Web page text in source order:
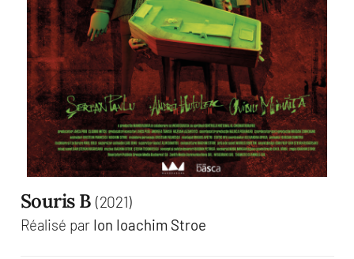
Souris B (2021)
Réalisé par Ion Ioachim Stroe